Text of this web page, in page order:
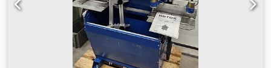
100 mm Freseområde L x B: 315 x 130 mm Innstikksdybde:
200 mm Turtall 12.000 o/min Motoreffekt 1,5 kW med 400 V
Maskindimensjoner L x B x H: 1260 x 820 x 1650 mm
Maskinvekt 340 kg Siegfried Volz Werkzeugmaschinen
Rüschebrinkstr. 151-153 DE - 44143 Dortmund - Wambel /